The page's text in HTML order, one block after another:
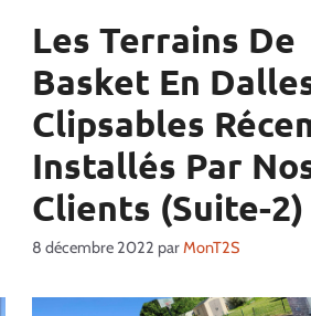
Les Terrains De
Basket En
Clipsables
Installés Par
Clients (Suite-2)
8 décembre 2022 parMonT2S